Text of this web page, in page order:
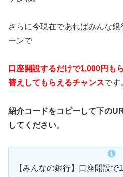
さらに今現在であればみんな
ーンで
口座開設するだけで1,000円も
替えしてもらえるチャンスです
紹介コードをコピーして下の
してください。
【みんなの銀行】口座開設で